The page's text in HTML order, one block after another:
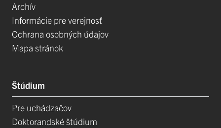
Archív
Informácie pre verejnosť
Ochrana osobných údajov
Mapa stránok
Štúdium
Pre uchádzačov
Doktorandské štúdium